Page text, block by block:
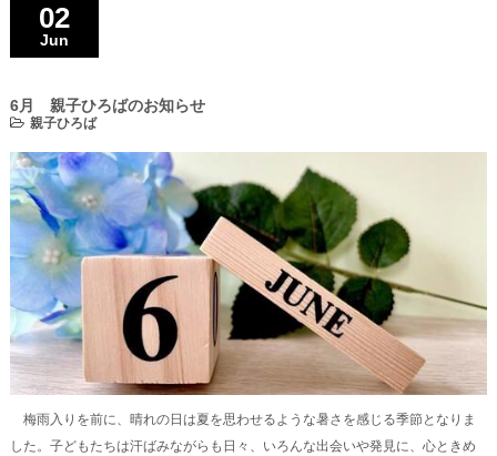
02
Jun
6月 親子ひろばのお知らせ
親子ひろば
梅雨入りを前に、晴れの日は夏を思わせるような暑さを感じる季節となりま
した。子どもたちは汗ばみながらも日々、いろんな出会いや発見に、心ときめ